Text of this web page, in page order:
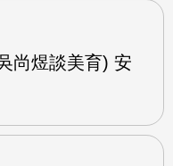
尚煜談美育) 安